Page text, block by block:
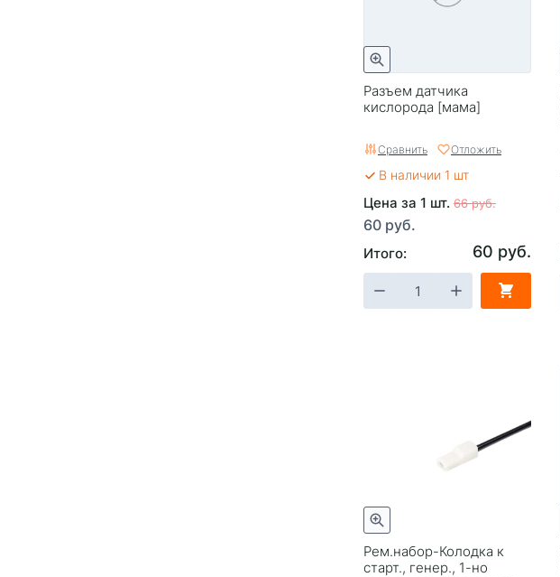
Разъем датчика
кислорода [мама]
Сравнить Отложить
В наличии 1 шт
Цена за 1 шт. 66 руб.
60 руб.
Итого: 60 руб.
Рем.набор-Колодка к
старт., генер., 1-но